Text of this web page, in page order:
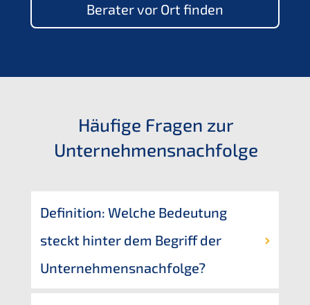
Berater vor Ort finden
Häufi­ge Fragen zur
Unternehmensnachfolge
Defini­ti­on: Welche Bedeu­tung
steckt hinter dem Begriff der
Unternehmensnachfolge?